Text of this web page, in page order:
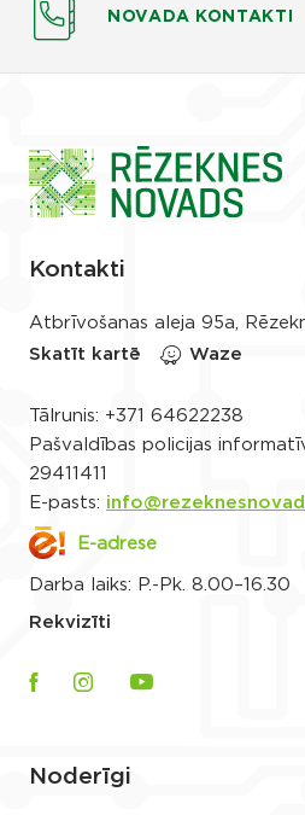
NOVADA KONTAKTI
Kontakti
Atbrīvošanas aleja 95a,
Skatīt kartē
Waze
Tālrunis: +371 64622238
Pašvaldības policijas
29411411
E-pasts:
E-adrese
Darba laiks: P.-Pk. 8.00–16.30
Rekvizīti
Noderīgi